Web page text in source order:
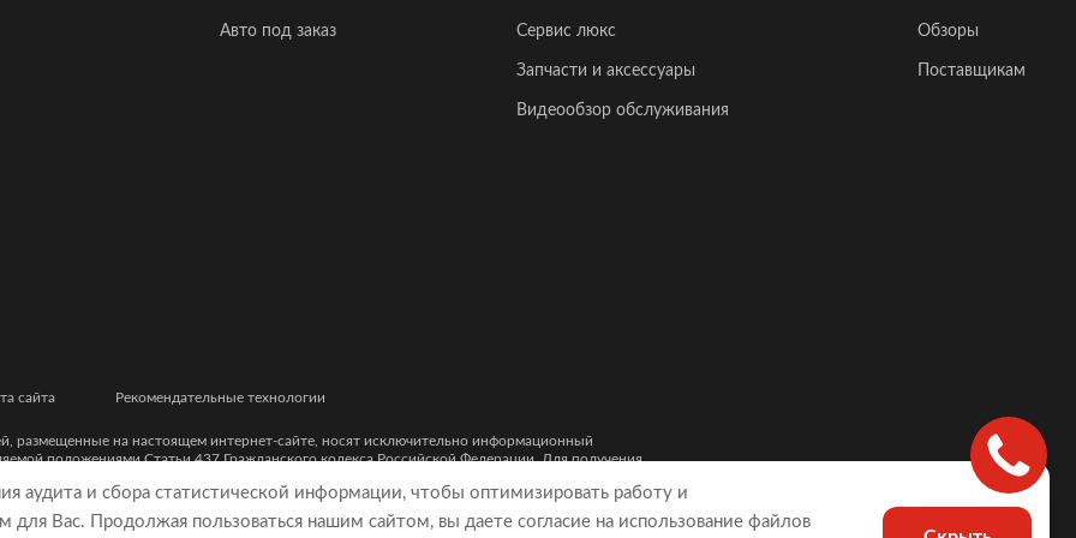
Авто под заказ Сервис люкс
Запчасти и аксессуары
Видеообзор обслуживания
Обзоры
Поставщикам
сайта Рекомендательные технологии
размещенные на настоящем интернет-сайте, носят исключительно информационный
положениями Статьи 437 Гражданского кодекса Российской Федерации. Для получения
характеристиками и цветовыми сочетаниями, а также точной стоимости автомобилей,
ОГРН 5077746977930)
аудита и сбора статистической информации, чтобы оптимизировать работу и
для Вас. Продолжая пользоваться нашим сайтом, вы даете согласие на использование файлов